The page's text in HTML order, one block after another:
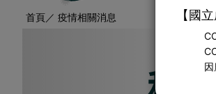
首頁／ 疫情相關消息 【國